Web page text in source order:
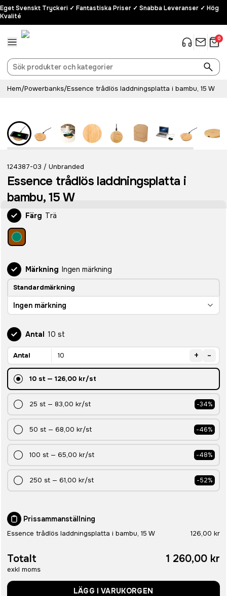
Eget Svenskt Tryckeri ✓ Fantastiska Priser ✓ Snabba Leveranser ✓ Hög
Kvalité
0
Hem/Powerbanks/Essence trådlös laddningsplatta i bambu, 15 W
124387-03 / Unbranded
Essence trådlös laddningsplatta i
bambu, 15 W
Färg Trä
Märkning Ingen märkning
Standardmärkning
Ingen märkning
Antal 10 st
Antal + -
10 st— 126,00 kr/st
25 st — 83,00 kr/st -34%
50 st — 68,00 kr/st -46%
100 st — 65,00 kr/st -48%
250 st — 61,00 kr/st -52%
Prissammanställning
Essence trådlös laddningsplatta i bambu, 15 W 126,00 kr
Totalt
exkl moms
1 260,00 kr
LÄGG I VARUKORGEN